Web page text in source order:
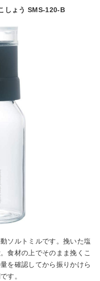
しょう SMS-120-B
ソルトミルです。挽いた塩
食材の上でそのまま挽くこ
を確認してから振りかけら
す。